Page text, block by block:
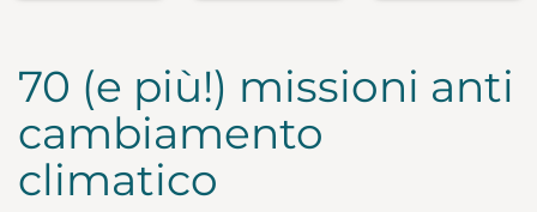
70 (e più!) missioni anti
cambiamento
climatico